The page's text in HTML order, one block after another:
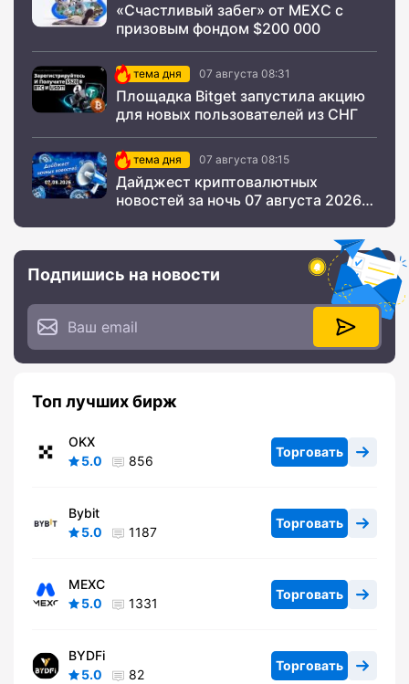
«Счастливый забег» от MEXC с
призовым фондом $200 000
тема дня 07 августа 08:31
Площадка Bitget запустила акцию
для новых пользователей из СНГ
тема дня 07 августа 08:15
Дайджест криптовалютных
новостей за ночь 07 августа 2026
Подпишись на новости
Топ лучших бирж
OKX
5.0
856
Торговать
Bybit
5.0
1187
Торговать
MEXC
5.0
1331
Торговать
BYDFi
5.0
82
Торговать